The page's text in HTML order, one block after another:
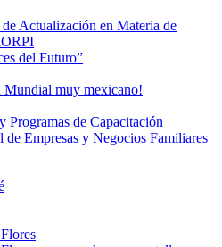
Actualización en Materia de
del Futuro”
Mundial muy mexicano!
Programas de Capacitación
Empresas y Negocios Familiares